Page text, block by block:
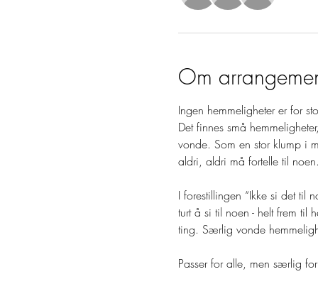
Om
Ingen hemmeligheter er for
Det finnes små
vonde. Som en stor klump i
aldri, aldri må fortelle til
I forestillingen “Ikke si det til
turt å si til noen - helt frem til
ting. Særlig vonde
Passer for alle, men særlig